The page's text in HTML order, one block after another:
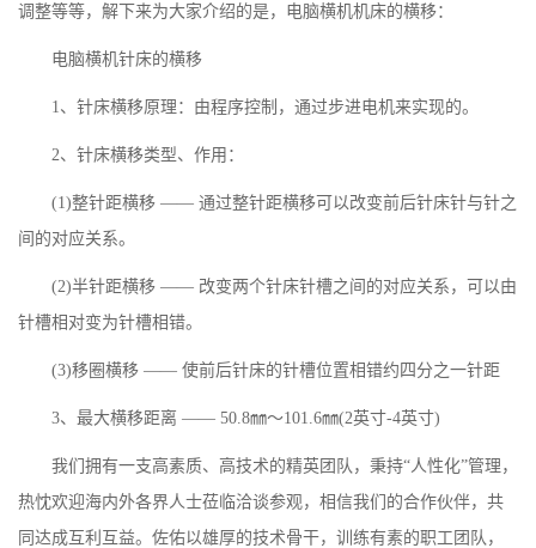
调整等等，解下来为大家介绍的是，电脑横机机床的横移：
电脑横机针床的横移
1、针床横移原理：由程序控制，通过步进电机来实现的。
2、针床横移类型、作用：
(1)整针距横移 —— 通过整针距横移可以改变前后针床针与针之
间的对应关系。
(2)半针距横移 —— 改变两个针床针槽之间的对应关系，可以由
针槽相对变为针槽相错。
(3)移圈横移 —— 使前后针床的针槽位置相错约四分之一针距
3、最大横移距离 —— 50.8㎜～101.6㎜(2英寸-4英寸)
我们拥有一支高素质、高技术的精英团队，秉持“人性化”管理，
热忱欢迎海内外各界人士莅临洽谈参观，相信我们的合作伙伴，共
同达成互利互益。佐佑以雄厚的技术骨干，训练有素的职工团队，